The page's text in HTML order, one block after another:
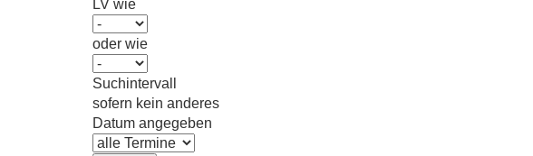
LV wie
oder wie
Suchintervall
sofern kein anderes
Datum angegeben